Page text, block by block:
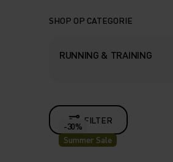
SHOP OP CATEGORIE
RUNNING & TRAINING
FILTER
-30%
Summer Sale